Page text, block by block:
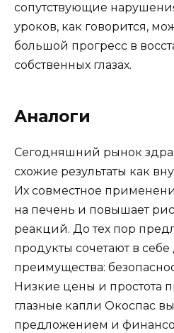
сопутствующие
уроков, как говорится,
большой прогресс в
собственных глазах.
Аналоги
Сегодняшний рынок
схожие результаты как
Их совместное
на печень и повышает
реакций. До тех пор
продукты сочетают в
преимущества:
Низкие цены и простота
глазные капли Окоспас
предложением и